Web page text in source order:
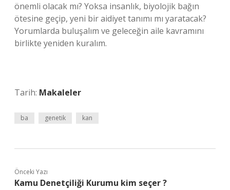
önemli olacak mı? Yoksa insanlık, biyolojik bağın
ötesine geçip, yeni bir aidiyet tanımı mı yaratacak?
Yorumlarda buluşalım ve geleceğin aile kavramını
birlikte yeniden kuralım.
Tarih: Makaleler
ba genetik kan
Önceki Yazı
Kamu Denetçiliği Kurumu kim seçer ?